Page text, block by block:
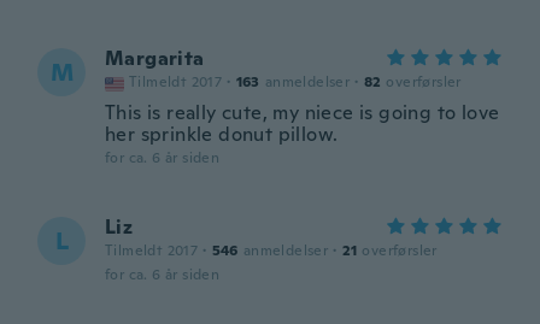
M Margarita
Tilmeldt 2017 · 163 anmeldelser · 82 overførsler
This is really cute, my niece is going to love
her sprinkle donut pillow.
for ca. 6 år siden
L Liz
Tilmeldt 2017 · 546 anmeldelser · 21 overførsler
for ca. 6 år siden